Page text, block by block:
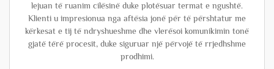
lejuan të ruanim cilësinë duke plotësuar termat e ngushtë.
Klienti u impresionua nga aftësia jonë për të përshtatur me
kërkesat e tij të ndryshueshme dhe vlerësoi komunikimin tonë
gjatë tërë procesit, duke siguruar një përvojë të rrjedhshme
prodhimi.